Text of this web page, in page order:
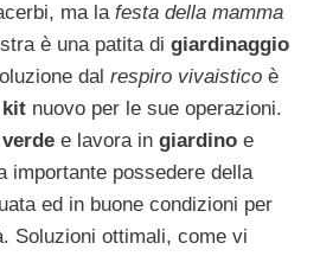
ma la festa della mamma
è una patita di giardinaggio
dal respiro vivaistico è
kit nuovo per le sue operazioni.
e lavora in giardino e
importante possedere della
ed in buone condizioni per
Soluzioni ottimali, come vi